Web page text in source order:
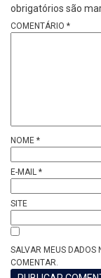
obrigatórios são
COMENTÁRIO *
NOME *
E-MAIL *
SITE
SALVAR MEUS DADOS
COMENTAR.